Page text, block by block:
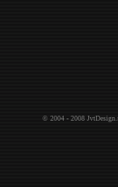
© 2004 - 2008